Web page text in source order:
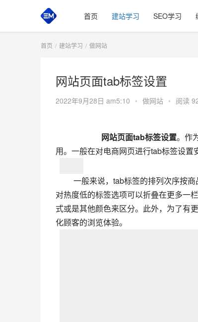
首页 建站学习 SEO学习
首页 建站学习 做网站
网站页面tab标签设置
2022年9月28日 am5:10 • 做网站 • 阅读
网站页面tab标签设置。作
用。一般在对电商网页进行tab标签设置
一般来说，tab标签的排列次序按
对热度低的标签选项可以折叠在更多一
式或是其他颜色来区分。此外，为了有
化顾客的浏览体验。